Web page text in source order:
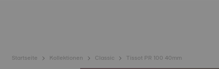
Stößen und Druck standzuhalten, sowie das Eintreten von
Startseite Kollektionen Classic Tissot PR 100 40mm